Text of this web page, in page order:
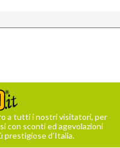
a tutti i nostri visitatori, per
con sconti ed agevolazioni
prestigiose d’Italia.